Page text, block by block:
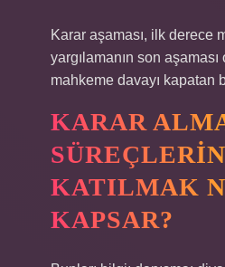
Karar aşaması, ilk derece
yargılamanın son
mahkeme davayı kapatan
KARAR
KATILMAK
KAPSAR?